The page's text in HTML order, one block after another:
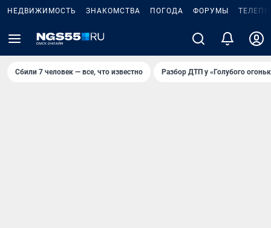
НЕДВИЖИМОСТЬ ЗНАКОМСТВА ПОГОДА ФОРУМЫ
Сбили 7 человек — все, что известно Разбор ДТП у «Голубого